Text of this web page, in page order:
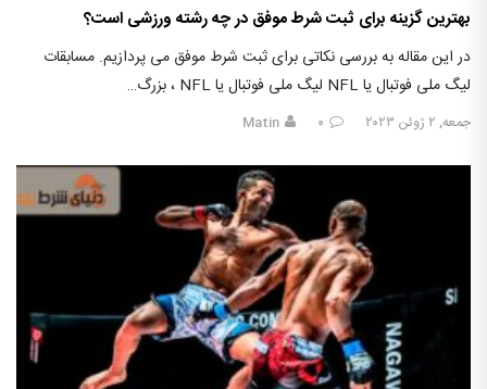
بهترین گزینه برای ثبت شرط موفق در چه رشته ورزشی است؟
در این مقاله به بررسی نکاتی برای ثبت شرط موفق می پردازیم. مسابقات
لیگ ملی فوتبال یا NFL لیگ ملی فوتبال یا NFL ، بزرگ…
جمعه, ۲ ژوئن ۲۰۲۳ ۰ Matin